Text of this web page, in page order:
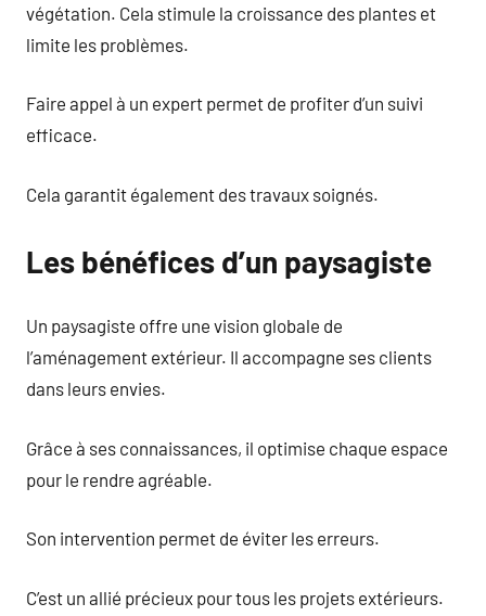
végétation. Cela stimule la croissance des plantes et
limite les problèmes.
Faire appel à un expert permet de profiter d’un suivi
efficace.
Cela garantit également des travaux soignés.
Les bénéfices d’un paysagiste
Un paysagiste offre une vision globale de
l’aménagement extérieur. Il accompagne ses clients
dans leurs envies.
Grâce à ses connaissances, il optimise chaque espace
pour le rendre agréable.
Son intervention permet de éviter les erreurs.
C’est un allié précieux pour tous les projets extérieurs.